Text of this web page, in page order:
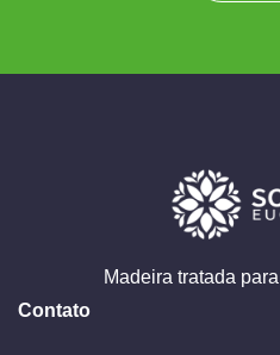
Madeira tratada
Contato